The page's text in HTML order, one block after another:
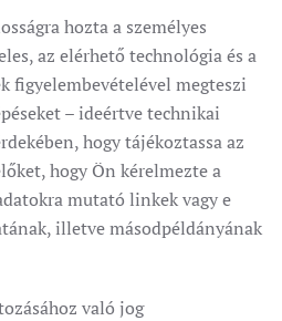
hozta a személyes
az elérhető technológia és a
figyelembevételével megteszi
– ideértve technikai
hogy tájékoztassa az
hogy Ön kérelmezte a
mutató linkek vagy e
illetve másodpéldányának
való jog